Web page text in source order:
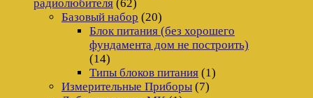
радиолюбителя (62)
Базовый набор (20)
Блок питания (без хорошего
фундамента дом не построить)
(14)
Типы блоков питания (1)
Измерительные Приборы (7)